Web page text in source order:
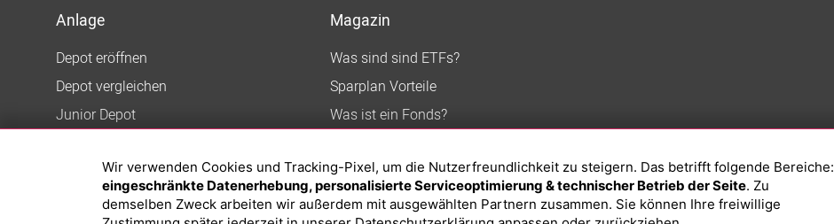
Anlage
Depot eröffnen
Depot vergleichen
Junior Depot
Top-Fonds
Fonds-Suche
Magazin
Was sind sind ETFs?
Sparplan Vorteile
Was ist ein Fonds?
Wir verwenden Cookies und Tracking-Pixel, um die Nutzerfreundlichkeit zu steigern. Das betrifft folgende Bereiche:
eingeschränkte Datenerhebung, personalisierte Serviceoptimierung & technischer Betrieb der Seite. Zu
demselben Zweck arbeiten wir außerdem mit ausgewählten Partnern zusammen. Sie können Ihre freiwillige